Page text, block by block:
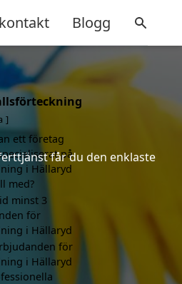
Blogg
får du den enklaste
ett företag
på
i Hällaryd
med?
minst 3
för
i Hällaryd
för
i Hällaryd